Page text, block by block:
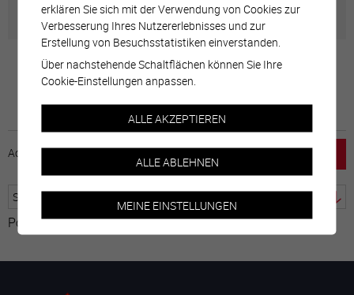
Accueil horaire emploi Mentions légales
Powered by Google Übersetzer
erklären Sie sich mit der Verwendung von Cookies zur
Verbesserung Ihres Nutzererlebnisses und zur
Erstellung von Besuchsstatistiken einverstanden.
Über nachstehende Schaltflächen können Sie Ihre
Cookie-Einstellungen anpassen.
ALLE AKZEPTIEREN
ALLE ABLEHNEN
MEINE EINSTELLUNGEN